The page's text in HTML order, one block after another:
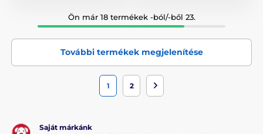
Ön már 18 termékek -ból/-ből 23.
További termékek megjelenítése
1 2
Saját márkánk